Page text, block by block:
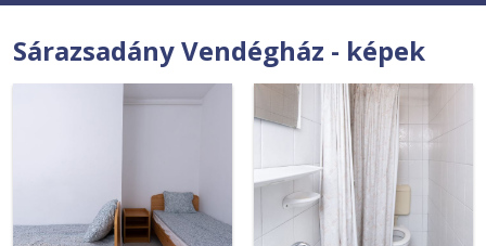
Sárazsadány Vendégház - képek